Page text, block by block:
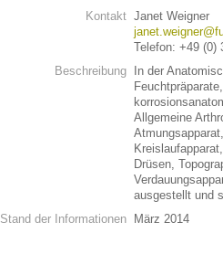
Kontakt Janet Weigner
Telefon: +49 (0)
Beschreibung
In der
Allgemeine
Drüsen,
ausgestellt und
Stand der Informationen
März 2014